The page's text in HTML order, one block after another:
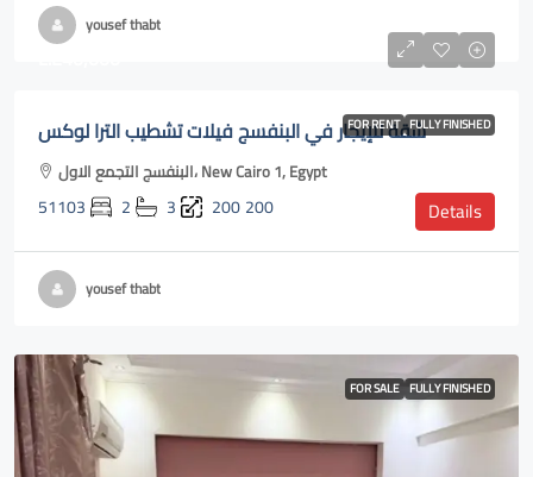
yousef thabt
FOR RENT FULLY FINISHEDشقة للإيجار في البنفسج فيلات تشطيب الترا لوكس
البنفسج التجمع الاول، New Cairo 1, Egypt
51103 2 3 200200 Details
yousef thabt
FOR SALE FULLY FINISHED